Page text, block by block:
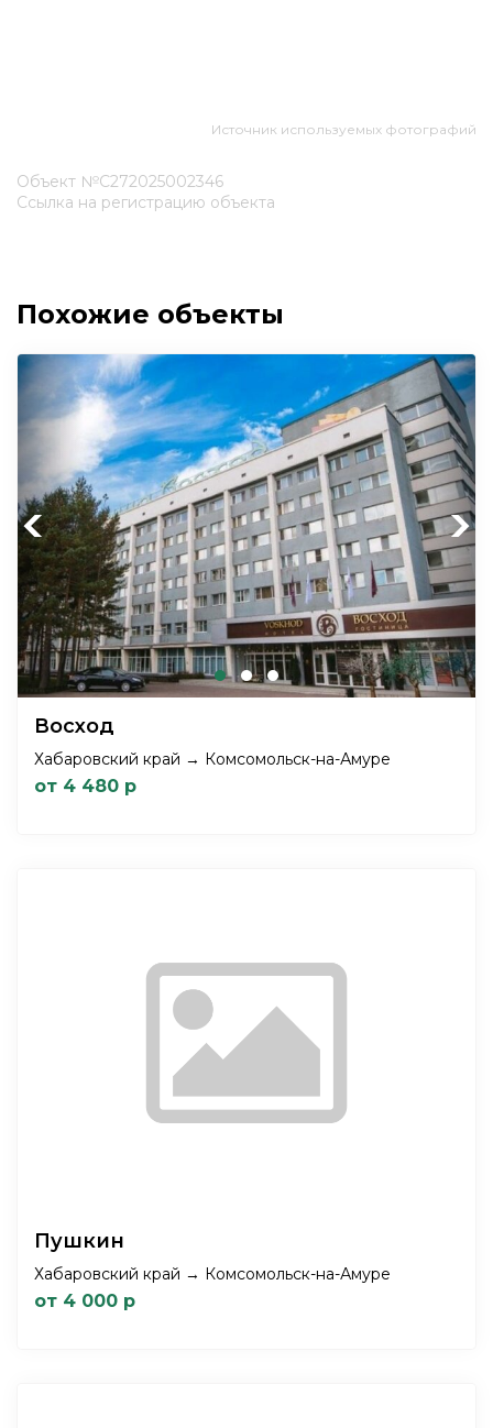
Источник используемых фотографий
Объект №С272025002346
Ссылка на регистрацию объекта
Похожие объекты
Previous Next
Восход
Хабаровский край → Комсомольск-на-Амуре
от 4 480 р
Пушкин
Хабаровский край → Комсомольск-на-Амуре
от 4 000 р